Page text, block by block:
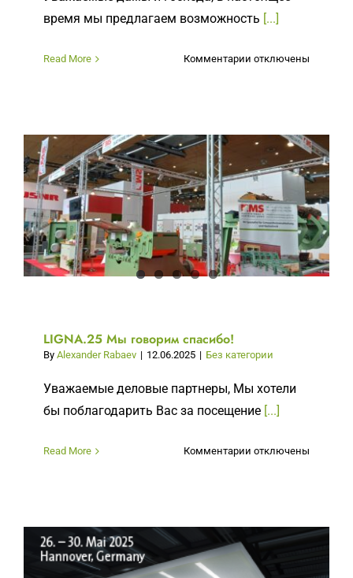
время мы предлагаем возможность [...]
Read More Комментарии котключены
LIGNA.25 Мы говорим спасибо!
By Alexander Rabaev | 12.06.2025 | Без категории
Уважаемые деловые партнеры, Мы хотели
бы поблагодарить Вас за посещение [...]
Read More Комментарии к
спасибо!
отключены